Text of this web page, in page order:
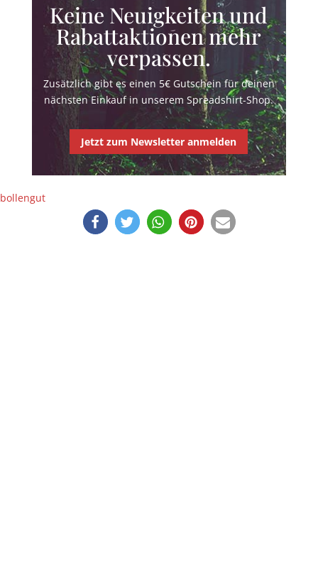
Keine Neuigkeiten und
Rabattaktionen mehr
verpassen.
Zusätzlich gibt es einen 5€ Gutschein für deinen
nächsten Einkauf in unserem Spreadshirt-Shop.
Jetzt zum Newsletter anmelden
bollengut